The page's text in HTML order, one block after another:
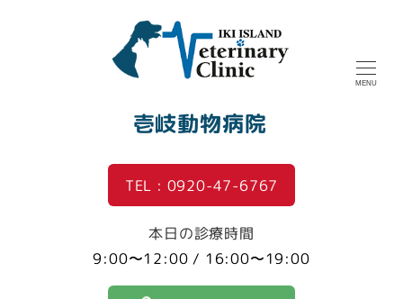
壱岐動物病院
MENU
TEL : 0920-47-6767
本日の診療時間
9:00〜12:00 / 16:00〜19:00